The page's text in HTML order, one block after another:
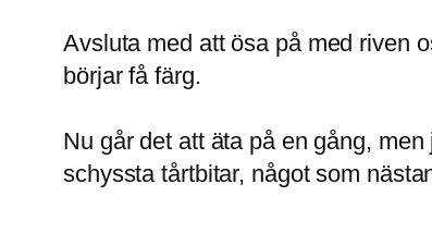
Avsluta med att ösa på med riven
börjar få färg.
Nu går det att äta på en gång,
schyssta tårtbitar, något som